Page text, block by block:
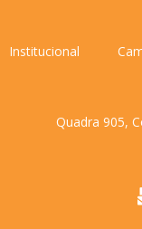
Institucional
Quadra 905,